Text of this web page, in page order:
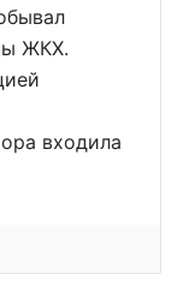
ЖКХ.
входила